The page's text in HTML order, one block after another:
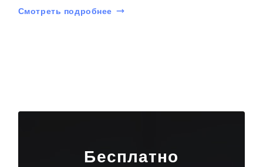
Смотреть подробнее
Бесплатно